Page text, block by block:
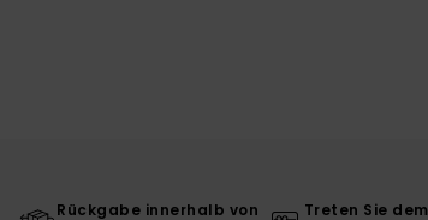
Rückgabe innerhalb von
Treten Sie dem